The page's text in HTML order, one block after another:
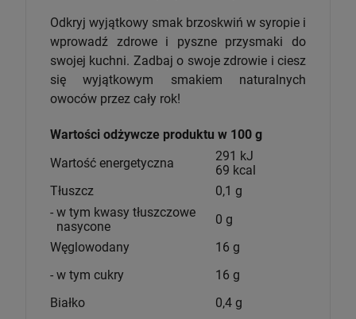
Odkryj wyjątkowy smak brzoskwiń w syropie i
wprowadź zdrowe i pyszne przysmaki do
swojej kuchni. Zadbaj o swoje zdrowie i ciesz
się wyjątkowym smakiem naturalnych
owoców przez cały rok!
Wartości odżywcze produktu w 100 g
Wartość energetyczna
291 kJ
69 kcal
Tłuszcz
0,1 g
- w tym kwasy tłuszczowe
nasycone
0 g
Węglowodany
16 g
- w tym cukry
16 g
Białko
0,4 g